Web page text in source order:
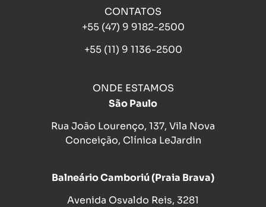
CONTATOS
+55 (47) 9 9182-2500
+55 (11) 9 1136-2500
ONDE ESTAMOS
São Paulo
Rua João Lourenço, 137, Vila Nova
Conceição, Clínica LeJardin
Balneário Camboriú (Praia Brava)
Avenida Osvaldo Reis, 3281